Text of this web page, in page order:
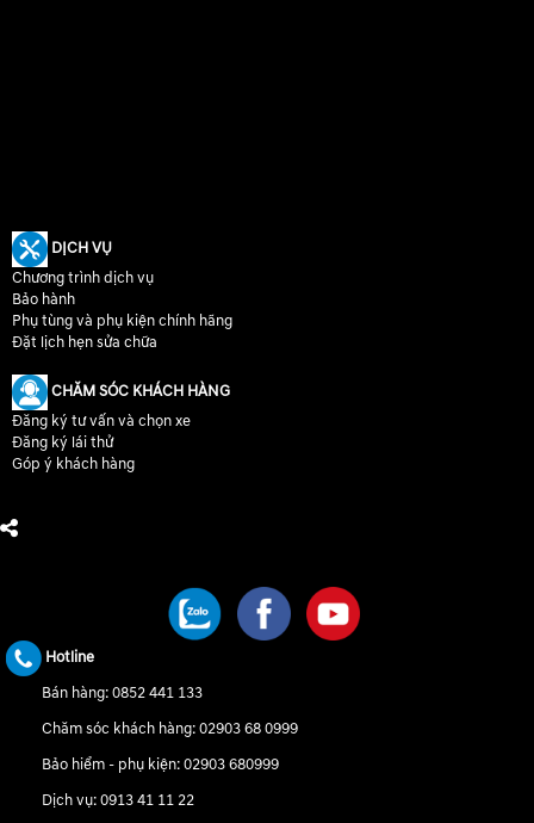
DỊCH VỤ
Chương trình dịch vụ
Bảo hành
Phụ tùng và phụ kiện chính hãng
Đặt lịch hẹn sửa chữa
CHĂM SÓC KHÁCH HÀNG
Đăng ký tư vấn và chọn xe
Đăng ký lái thử
Góp ý khách hàng
Hotline
Bán hàng:0852 441 133
Chăm sóc khách hàng:02903 68 0999
Bảo hiểm - phụ kiện:02903 680999
Dịch vụ:0913 41 11 22